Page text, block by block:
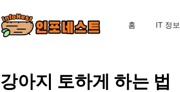
홈 IT 정보
강아지 토하게 하는 법